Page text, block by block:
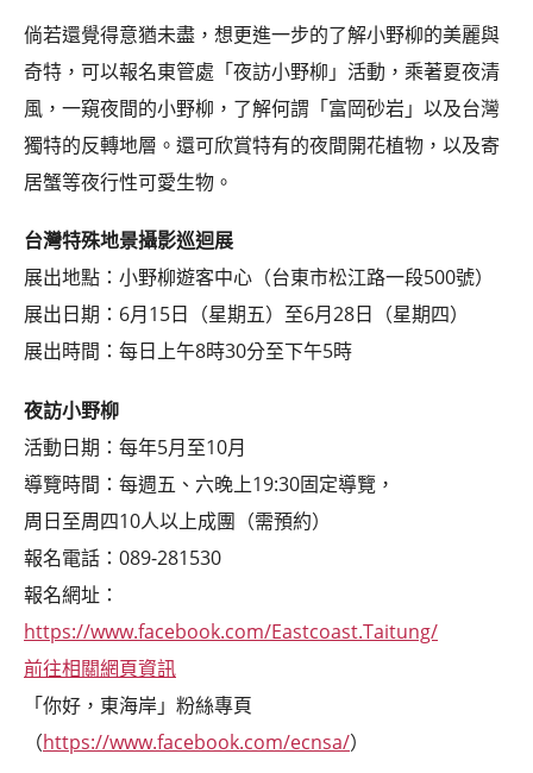
倘若還覺得意猶未盡，想更進一步的了解小野柳的美麗與
奇特，可以報名東管處「夜訪小野柳」活動，乘著夏夜清
風，一窺夜間的小野柳，了解何謂「富岡砂岩」以及台灣
獨特的反轉地層。還可欣賞特有的夜間開花植物，以及寄
居蟹等夜行性可愛生物。
台灣特殊地景攝影巡迴展
展出地點：小野柳遊客中心（台東市松江路一段500號）
展出日期：6月15日（星期五）至6月28日（星期四）
展出時間：每日上午8時30分至下午5時
夜訪小野柳
活動日期：每年5月至10月
導覽時間：每週五、六晚上19:30固定導覽，
周日至周四10人以上成團（需預約）
報名電話：089-281530
報名網址：
https://www.facebook.com/Eastcoast.Taitung/
前往相關網頁資訊
「你好，東海岸」粉絲專頁
（https://www.facebook.com/ecnsa/）